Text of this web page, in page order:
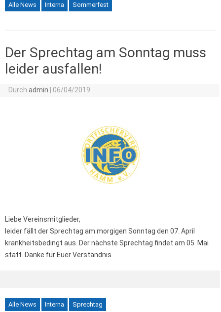
Alle News Interna Sommerfest
Der Sprechtag am Sonntag muss
leider ausfallen!
Durch admin 06/04/2019
Liebe Vereinsmitglieder,
leider fällt der Sprechtag am morgigen Sonntag den 07. April
krankheitsbedingt aus. Der nächste Sprechtag findet am 05. Mai
statt. Danke für Euer Verständnis.
Alle News Interna Sprechtag